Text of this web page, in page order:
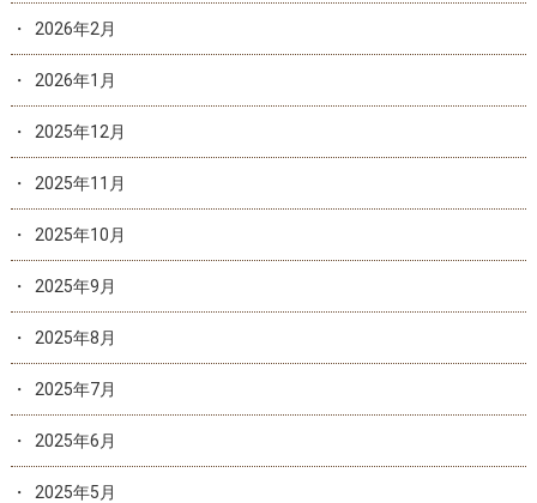
2026年2月
2026年1月
2025年12月
2025年11月
2025年10月
2025年9月
2025年8月
2025年7月
2025年6月
2025年5月